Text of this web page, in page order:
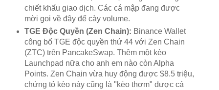
chiết khấu giao dịch. Các cá mập đang được
mời gọi về đây để cày volume.
TGE Độc Quyền (Zen Chain): Binance Wallet
công bố TGE độc quyền thứ 44 với Zen Chain
(ZTC) trên PancakeSwap. Thêm một kèo
Launchpad nữa cho anh em nào còn Alpha
Points. Zen Chain vừa huy động được $8.5 triệu,
chứng tỏ kèo này cũng là "kèo thơm" được cá